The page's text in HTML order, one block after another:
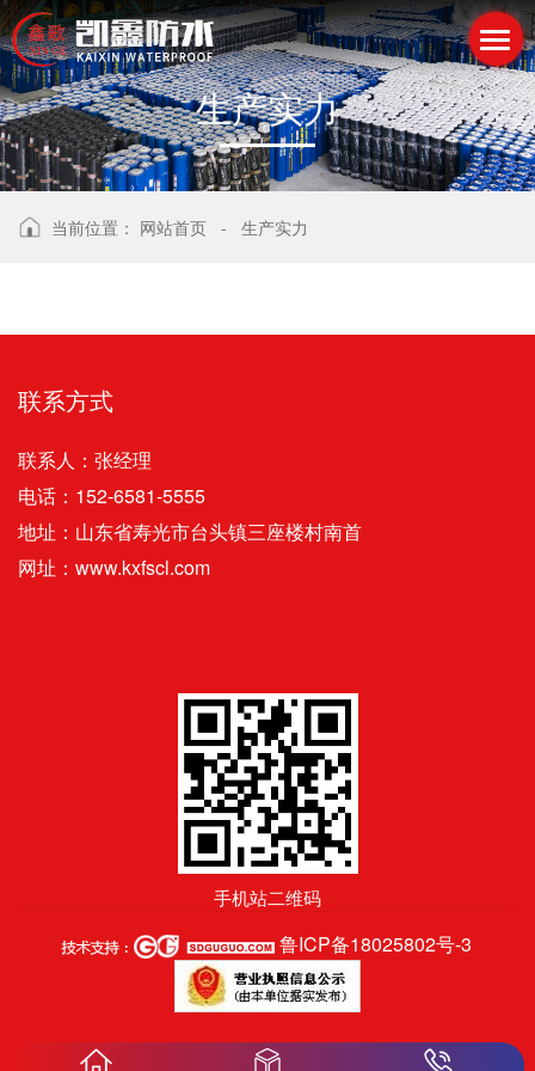
联系方式
Contact
生产实力
当前位置： 网站首页 - 生产实力
联系方式
联系人：张经理
电话：152-6581-5555
地址：山东省寿光市台头镇三座楼村南首
网址：www.kxfscl.com
手机站二维码
鲁ICP备18025802号-3